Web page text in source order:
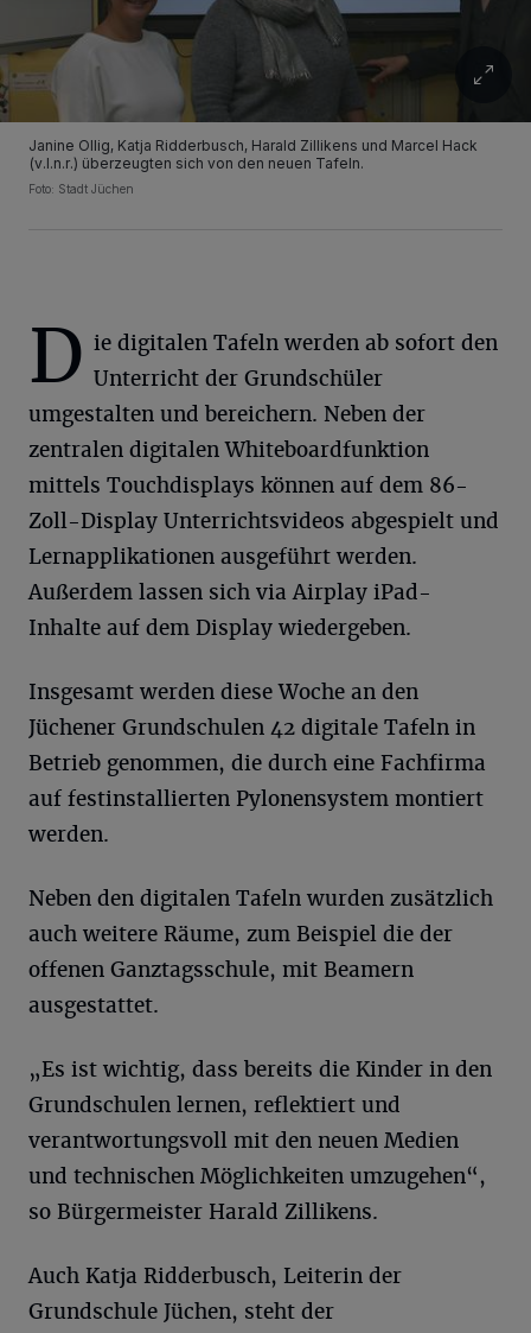
Janine Ollig, Katja Ridderbusch, Harald Zillikens und Marcel Hack
(v.l.n.r.) überzeugten sich von den neuen Tafeln.
Foto: Stadt Jüchen
D ie digitalen Tafeln werden ab sofort den
Unterricht der Grundschüler
umgestalten und bereichern. Neben der
zentralen digitalen Whiteboardfunktion
mittels Touchdisplays können auf dem 86-
Zoll-Display Unterrichtsvideos abgespielt und
Lernapplikationen ausgeführt werden.
Außerdem lassen sich via Airplay iPad-
Inhalte auf dem Display wiedergeben.
Insgesamt werden diese Woche an den
Jüchener Grundschulen 42 digitale Tafeln in
Betrieb genommen, die durch eine Fachfirma
auf festinstallierten Pylonensystem montiert
werden.
Neben den digitalen Tafeln wurden zusätzlich
auch weitere Räume, zum Beispiel die der
offenen Ganztagsschule, mit Beamern
ausgestattet.
„Es ist wichtig, dass bereits die Kinder in den
Grundschulen lernen, reflektiert und
verantwortungsvoll mit den neuen Medien
und technischen Möglichkeiten umzugehen“,
so Bürgermeister Harald Zillikens.
Auch Katja Ridderbusch, Leiterin der
Grundschule Jüchen, steht der